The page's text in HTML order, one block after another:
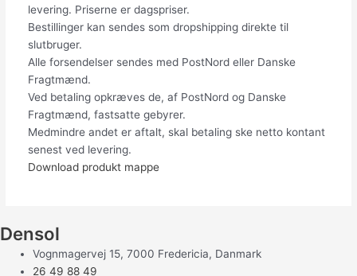
levering. Priserne er dagspriser.
Bestillinger kan sendes som dropshipping direkte til
slutbruger.
Alle forsendelser sendes med PostNord eller Danske
Fragtmænd.
Ved betaling opkræves de, af PostNord og Danske
Fragtmænd, fastsatte gebyrer.
Medmindre andet er aftalt, skal betaling ske netto kontant
senest ved levering.
Download produkt mappe
Densol
Vognmagervej 15, 7000 Fredericia, Danmark
26 49 88 49